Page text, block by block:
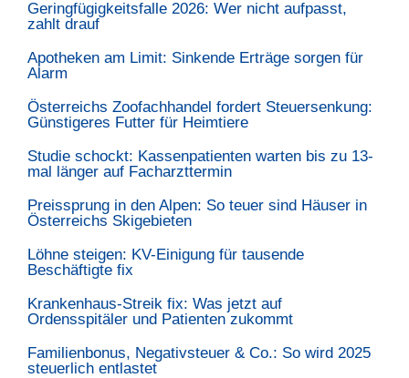
Geringfügigkeitsfalle 2026: Wer nicht aufpasst,
zahlt drauf
Apotheken am Limit: Sinkende Erträge sorgen für
Alarm
Österreichs Zoofachhandel fordert Steuersenkung:
Günstigeres Futter für Heimtiere
Studie schockt: Kassenpatienten warten bis zu 13-
mal länger auf Facharzttermin
Preissprung in den Alpen: So teuer sind Häuser in
Österreichs Skigebieten
Löhne steigen: KV-Einigung für tausende
Beschäftigte fix
Krankenhaus-Streik fix: Was jetzt auf
Ordensspitäler und Patienten zukommt
Familienbonus, Negativsteuer & Co.: So wird 2025
steuerlich entlastet